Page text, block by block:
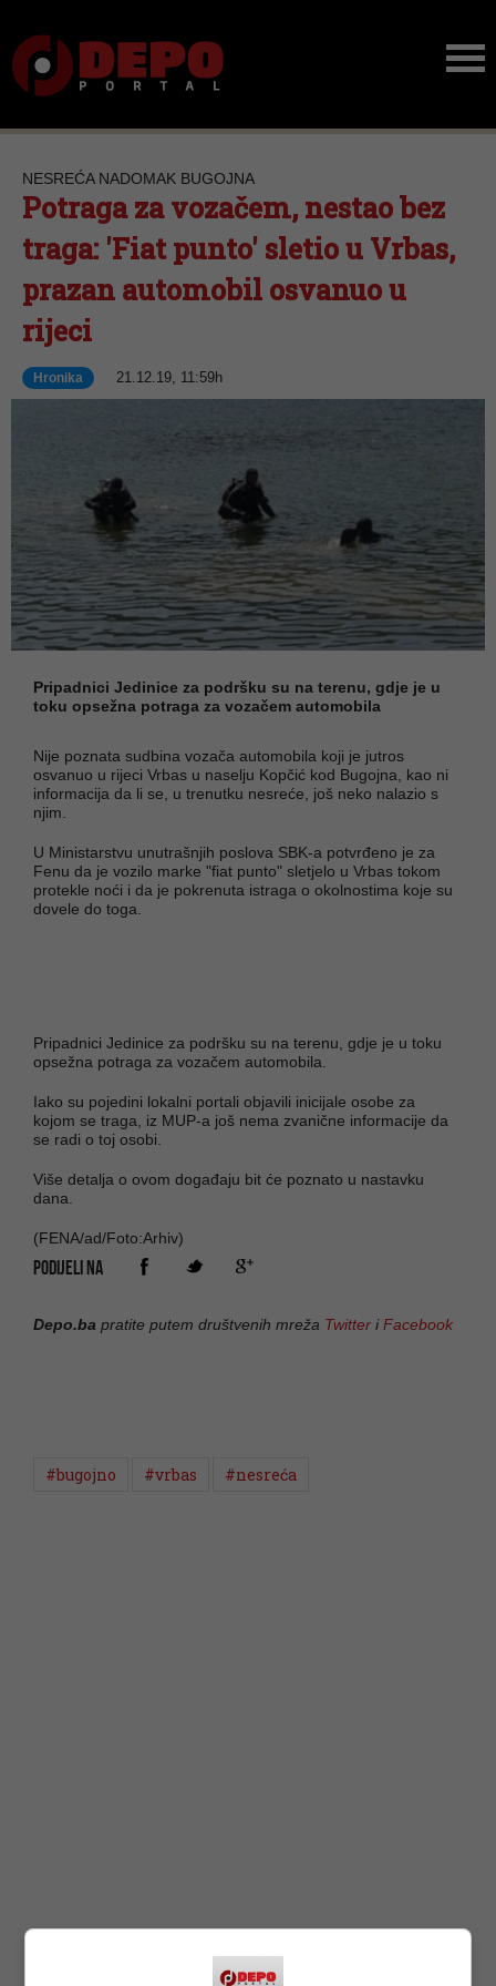
NESREĆA NADOMAK BUGOJNA
Potraga za vozačem, nestao bez
traga: 'Fiat punto' sletio u Vrbas,
prazan automobil osvanuo u
rijeci
Hronika 21.12.19, 11:59h
Pripadnici Jedinice za podršku su na terenu, gdje je u
toku opsežna potraga za vozačem automobila
Nije poznata sudbina vozača automobila koji je jutros
osvanuo u rijeci Vrbas u naselju Kopčić kod Bugojna, kao ni
informacija da li se, u trenutku nesreće, još neko nalazio s
njim.
U Ministarstvu unutrašnjih poslova SBK-a potvrđeno je za
Fenu da je vozilo marke "fiat punto" sletjelo u Vrbas tokom
protekle noći i da je pokrenuta istraga o okolnostima koje su
dovele do toga.
Pripadnici Jedinice za podršku su na terenu, gdje je u toku
opsežna potraga za vozačem automobila.
Iako su pojedini lokalni portali objavili inicijale osobe za
kojom se traga, iz MUP-a još nema zvanične informacije da
se radi o toj osobi.
Više detalja o ovom događaju bit će poznato u nastavku
dana.
(FENA/ad/Foto:Arhiv)
PODIJELI NA
Depo.ba pratite putem društvenih mreža Twitter iFacebook
#bugojno #vrbas #nesreća